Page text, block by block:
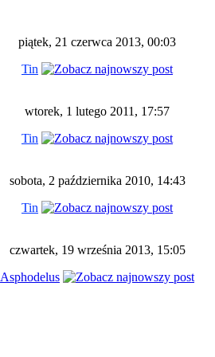
piątek, 21 czerwca 2013, 00:03
Tin
wtorek, 1 lutego 2011, 17:57
Tin
sobota, 2 października 2010, 14:43
Tin
czwartek, 19 września 2013, 15:05
Asphodelus